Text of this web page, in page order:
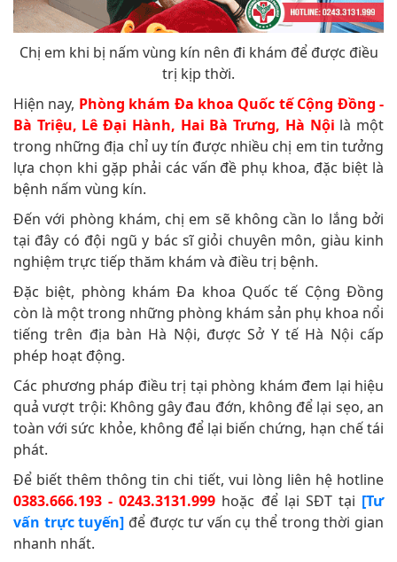
Chị em khi bị nấm vùng kín nên đi khám để được điều
trị kịp thời.
Hiện nay, Phòng khám Đa khoa Quốc tế Cộng Đồng -
Bà Triệu, Lê Đại Hành, Hai Bà Trưng, Hà Nội là một
trong những địa chỉ uy tín được nhiều chị em tin tưởng
lựa chọn khi gặp phải các vấn đề phụ khoa, đặc biệt là
bệnh nấm vùng kín.
Đến với phòng khám, chị em sẽ không cần lo lắng bởi
tại đây có đội ngũ y bác sĩ giỏi chuyên môn, giàu kinh
nghiệm trực tiếp thăm khám và điều trị bệnh.
Đặc biệt, phòng khám Đa khoa Quốc tế Cộng Đồng
còn là một trong những phòng khám sản phụ khoa nổi
tiếng trên địa bàn Hà Nội, được Sở Y tế Hà Nội cấp
phép hoạt động.
Các phương pháp điều trị tại phòng khám đem lại hiệu
quả vượt trội: Không gây đau đớn, không để lại sẹo, an
toàn với sức khỏe, không để lại biến chứng, hạn chế tái
phát.
Để biết thêm thông tin chi tiết, vui lòng liên hệ hotline
0383.666.193 - 0243.3131.999 hoặc để lại SĐT tại [Tư
vấn trực tuyến] để được tư vấn cụ thể trong thời gian
nhanh nhất.